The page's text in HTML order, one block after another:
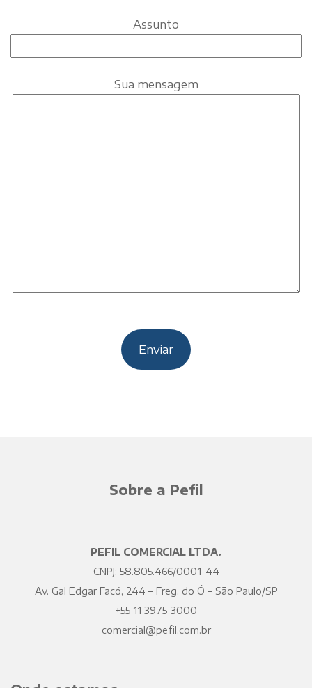
Assunto
Sua mensagem
Sobre a Pefil
PEFIL COMERCIAL LTDA.
CNPJ: 58.805.466/0001-44
Av. Gal Edgar Facó, 244 – Freg. do Ó – São Paulo/SP
+55 11 3975-3000
comercial@pefil.com.br